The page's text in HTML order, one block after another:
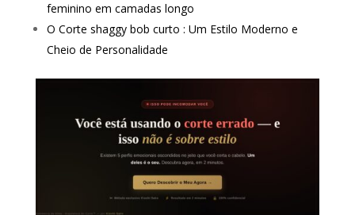
feminino em camadas longo
O Corte shaggy bob curto : Um Estilo Moderno e
Cheio de Personalidade